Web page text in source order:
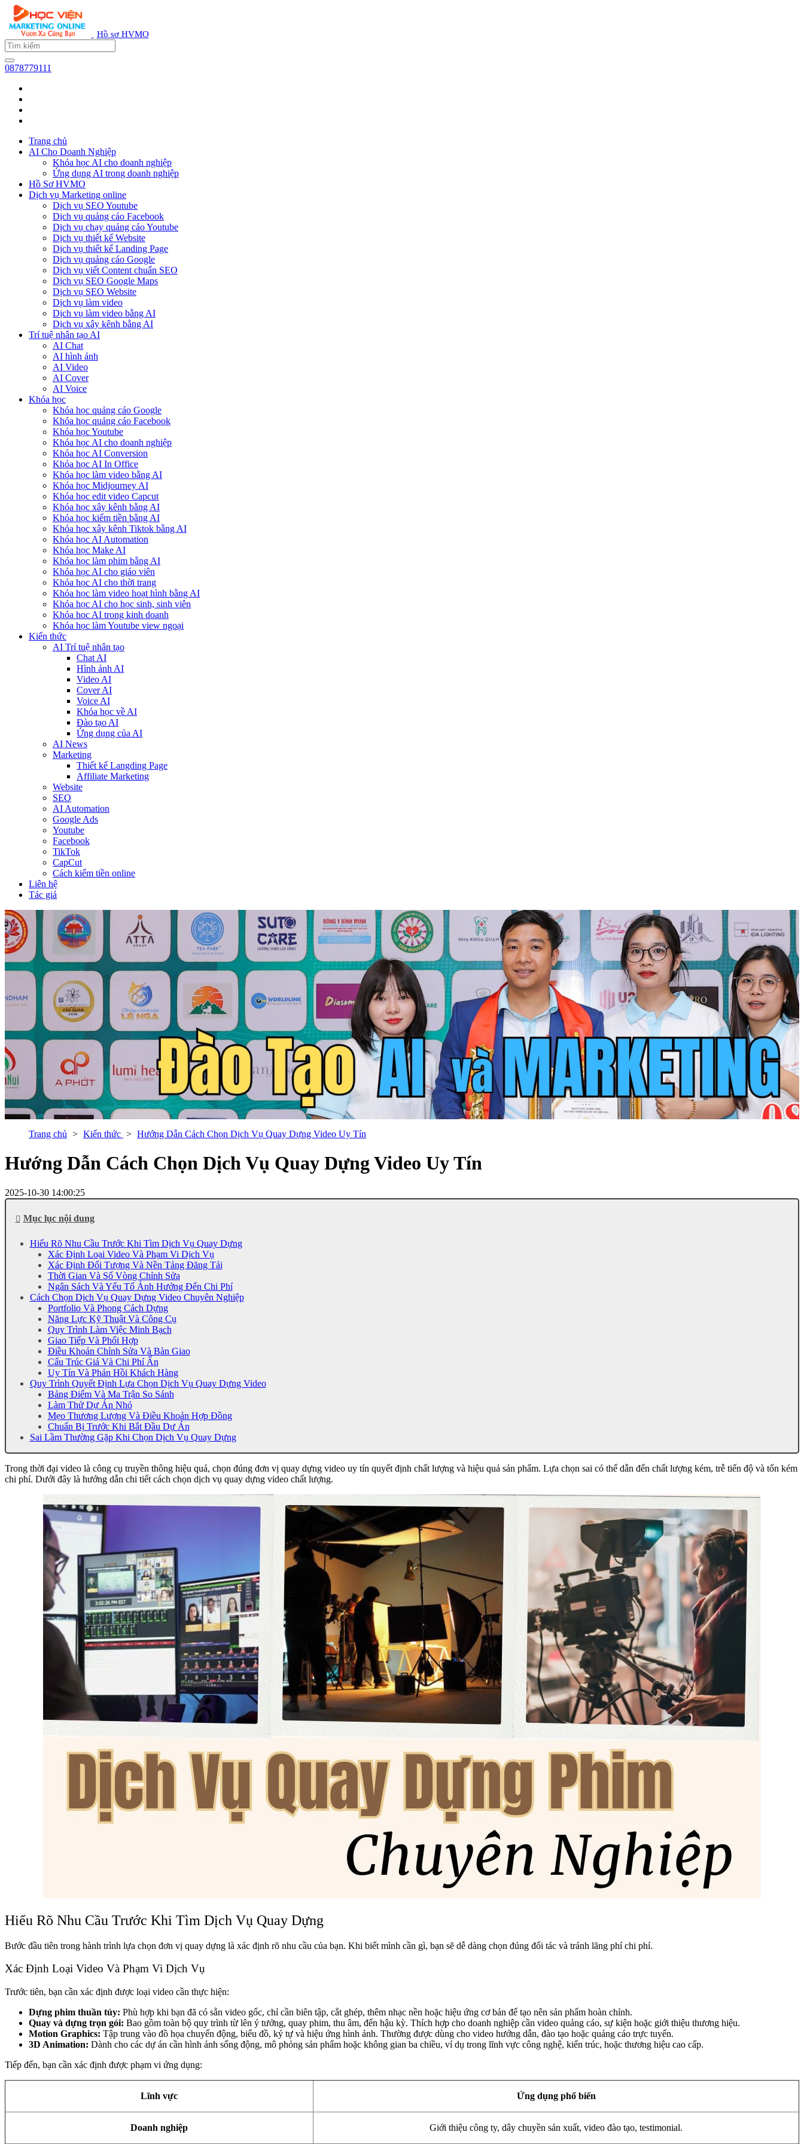
Hồ sơ HVMO
0878779111
Trang chủ
AI Cho Doanh Nghiệp
Khóa học AI cho doanh nghiệp
Ứng dụng AI trong doanh nghiệp
Hồ Sơ HVMO
Dịch vụ Marketing online
Dịch vụ SEO Youtube
Dịch vụ quảng cáo Facebook
Dịch vụ chạy quảng cáo Youtube
Dịch vụ thiết kế Website
Dịch vụ thiết kế Landing Page
Dịch vụ quảng cáo Google
Dịch vụ viết Content chuẩn SEO
Dịch vụ SEO Google Maps
Dịch vụ SEO Website
Dịch vụ làm video
Dịch vụ làm video bằng AI
Dịch vụ xây kênh bằng AI
Trí tuệ nhân tạo AI
AI Chat
AI hình ảnh
AI Video
AI Cover
AI Voice
Khóa học
Khóa học quảng cáo Google
Khóa học quảng cáo Facebook
Khóa học Youtube
Khóa học AI cho doanh nghiệp
Khóa học AI Conversion
Khóa học AI In Office
Khóa học làm video bằng AI
Khóa học Midjourney AI
Khóa học edit video Capcut
Khóa học xây kênh bằng AI
Khóa học kiếm tiền bằng AI
Khóa học xây kênh Tiktok bằng AI
Khóa học AI Automation
Khóa học Make AI
Khóa học làm phim bằng AI
Khóa học AI cho giáo viên
Khóa học AI cho thời trang
Khóa học làm video hoạt hình bằng AI
Khóa học AI cho học sinh, sinh viên
Khóa hoc AI trong kinh doanh
Khóa học làm Youtube view ngoại
Kiến thức
AI Trí tuệ nhân tạo
Chat AI
Hình ảnh AI
Video AI
Cover AI
Voice AI
Khóa học về AI
Đào tạo AI
Ứng dụng của AI
AI News
Marketing
Thiết kế Langding Page
Affiliate Marketing
Website
SEO
AI Automation
Google Ads
Youtube
Facebook
TikTok
CapCut
Cách kiếm tiền online
Liên hệ
Tác giả
Trang chủ Kiến thức Hướng Dẫn Cách Chọn Dịch Vụ Quay Dựng Video Uy Tín
Hướng Dẫn Cách Chọn Dịch Vụ Quay Dựng Video Uy Tín
2025-10-30 14:00:25
Mục lục nội dung
Hiểu Rõ Nhu Cầu Trước Khi Tìm Dịch Vụ Quay Dựng
Xác Định Loại Video Và Phạm Vi Dịch Vụ
Xác Định Đối Tượng Và Nền Tảng Đăng Tải
Thời Gian Và Số Vòng Chỉnh Sửa
Ngân Sách Và Yếu Tố Ảnh Hưởng Đến Chi Phí
Cách Chọn Dịch Vụ Quay Dựng Video Chuyên Nghiệp
Portfolio Và Phong Cách Dựng
Năng Lực Kỹ Thuật Và Công Cụ
Quy Trình Làm Việc Minh Bạch
Giao Tiếp Và Phối Hợp
Điều Khoản Chỉnh Sửa Và Bàn Giao
Cấu Trúc Giá Và Chi Phí Ẩn
Uy Tín Và Phản Hồi Khách Hàng
Quy Trình Quyết Định Lựa Chọn Dịch Vụ Quay Dựng Video
Bảng Điểm Và Ma Trận So Sánh
Làm Thử Dự Án Nhỏ
Mẹo Thương Lượng Và Điều Khoản Hợp Đồng
Chuẩn Bị Trước Khi Bắt Đầu Dự Án
Sai Lầm Thường Gặp Khi Chọn Dịch Vụ Quay Dựng
Trong thời đại video là công cụ truyền thông hiệu quả, chọn đúng đơn vị quay dựng video uy tín quyết định chất lượng và hiệu quả sản phẩm. Lựa chọn sai có thể dẫn đến chất lượng kém, trễ tiến độ và tốn kém
chi phí. Dưới đây là hướng dẫn chi tiết cách chọn dịch vụ quay dựng video chất lượng.
Hiểu Rõ Nhu Cầu Trước Khi Tìm Dịch Vụ Quay Dựng
Bước đầu tiên trong hành trình lựa chọn đơn vị quay dựng là xác định rõ nhu cầu của bạn. Khi biết mình cần gì, bạn sẽ dễ dàng chọn đúng đối tác và tránh lãng phí chi phí.
Xác Định Loại Video Và Phạm Vi Dịch Vụ
Trước tiên, bạn cần xác định được loại video cần thực hiện:
Dựng phim thuần túy: Phù hợp khi bạn đã có sẵn video gốc, chỉ cần biên tập, cắt ghép, thêm nhạc nền hoặc hiệu ứng cơ bản để tạo nên sản phẩm hoàn chỉnh.
Quay và dựng trọn gói: Bao gồm toàn bộ quy trình từ lên ý tưởng, quay phim, thu âm, đến hậu kỳ. Thích hợp cho doanh nghiệp cần video quảng cáo, sự kiện hoặc giới thiệu thương hiệu.
Motion Graphics: Tập trung vào đồ họa chuyển động, biểu đồ, ký tự và hiệu ứng hình ảnh. Thường được dùng cho video hướng dẫn, đào tạo hoặc quảng cáo trực tuyến.
3D Animation: Dành cho các dự án cần hình ảnh sống động, mô phỏng sản phẩm hoặc không gian ba chiều, ví dụ trong lĩnh vực công nghệ, kiến trúc, hoặc thương hiệu cao cấp.
Tiếp đến, bạn cần xác định được phạm vi ứng dụng:
Lĩnh vực Ứng dụng phổ biến
Doanh nghiệp Giới thiệu công ty, dây chuyền sản xuất, video đào tạo, testimonial.